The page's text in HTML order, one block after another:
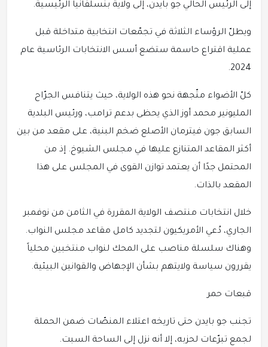
إلى الرئيس الحالي جو بايدن، إلى ولاية بنسلفانيا الرئيسية.
ويطلّ الرؤساء الثلاثة في تجمّعات انتخابية متداخلة قبل
عملية اقتراع حاسمة ستضع أسس الانتخابات الرئاسية عام
2024.
كلّ الأضواء متّجهة نحو هذه الولاية، حيث يتنافس الجرّاح
المليونير محمد أوز الذي يحظى بدعم ترامب، ورئيس البلدية
السابق جون فيترمان الأصلع ضخم البنية، على مقعد من بين
أكثر المقاعد المتنازع عليها في مجلس الشيوخ. إذ من
المحتمل جدًا أن يعتمد توازن القوى في المجلس على هذا
المقعد بالذات.
خلال انتخابات منتصف الولاية المقررة في الثامن من نوفمبر
الجاري، دُعي الأمريكيون لتجديد كامل مقاعد مجلس النواب.
وهناك سلسلة مناصب على المحك لنواب منتخبين محلياً
يقررون سياسة ولايتهم بشأن الإجهاض والقوانين البيئية.
قبعات حمر
تجنب جو بايدن حتى تاريخه اعتلاء المنصّات ضمن الحملة
لجمع تبرّعات لحزبه، إلا أنه نزل إلى الساحة السبت.